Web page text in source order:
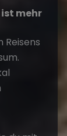
mehr
Reisens